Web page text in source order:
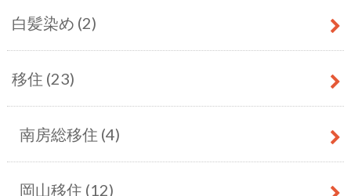
白髪染め (2)
移住 (23)
南房総移住 (4)
岡山移住 (12)